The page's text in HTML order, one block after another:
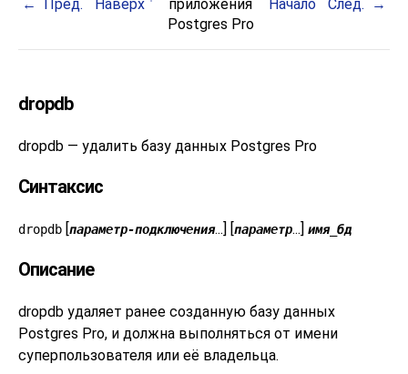
Пред. Наверх
приложения
Postgres Pro
Начало След.
dropdb
dropdb — удалить базу данных Postgres Pro
Синтаксис
dropdb [параметр-подключения...] [параметр...] имя_бд
Описание
dropdb удаляет ранее созданную базу данных
Postgres Pro, и должна выполняться от имени
суперпользователя или её владельца.